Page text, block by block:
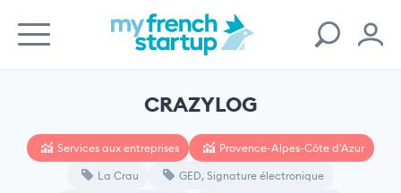
CRAZYLOG
Services aux entreprises Provence-Alpes-Côte d'Azur
La Crau GED, Signature électronique